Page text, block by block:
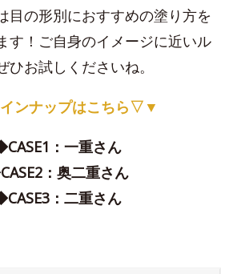
目の形別におすすめの塗り方を
す！ご自身のイメージに近いル
ひお試しくださいね。
ンナップはこちら▽▼
：一重さん
：奥二重さん
：二重さん